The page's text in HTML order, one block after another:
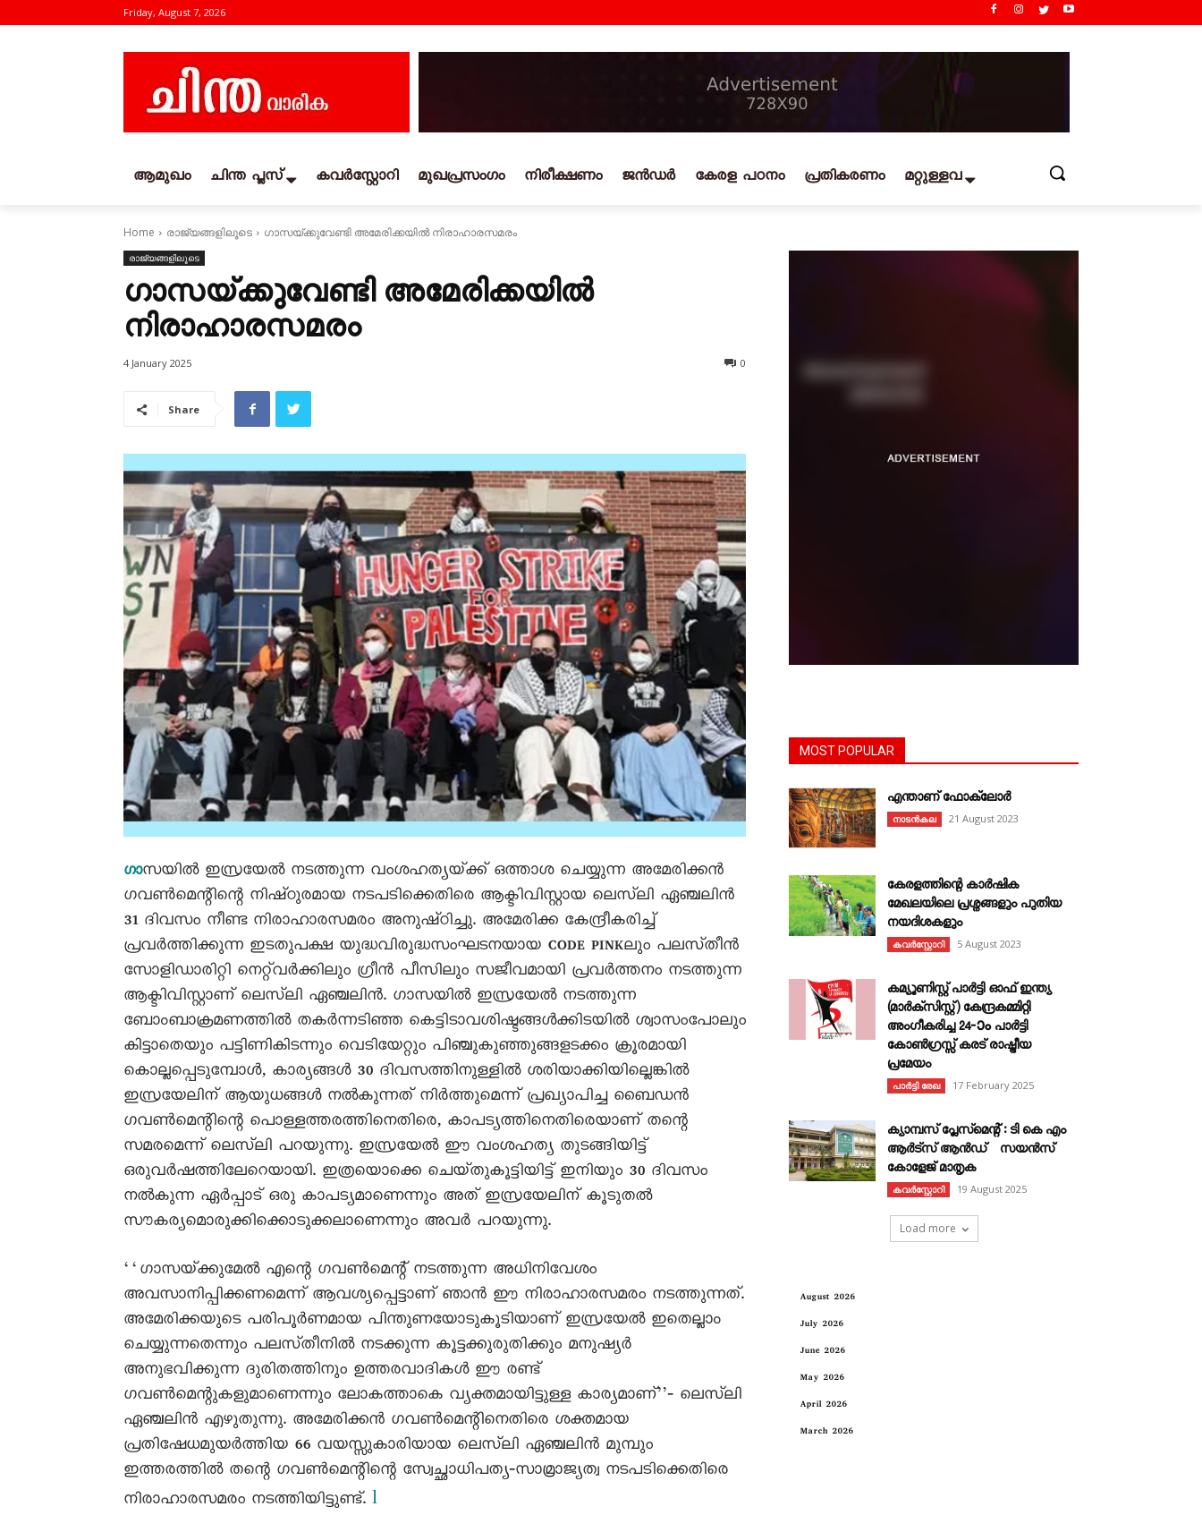
Friday, August 7, 2026
ആമുഖം ചിന്ത പ്ലസ് കവര്‍സ്റ്റോറി മുഖപ്രസംഗം നിരീക്ഷണം ജൻഡർ കേരള പഠനം പ്രതികരണം മറ്റുള്ളവ
Home രാജ്യങ്ങളിലൂടെ ഗാസയ്‌ക്കുവേണ്ടി അമേരിക്കയിൽ നിരാഹാരസമരം
രാജ്യങ്ങളിലൂടെ
ഗാസയ്‌ക്കുവേണ്ടി അമേരിക്കയിൽ
നിരാഹാരസമരം
4 January 2025 0
Share
ഗാസയിൽ ഇസ്രയേൽ നടത്തുന്ന വംശഹത്യയ്‌ക്ക്‌ ഒത്താശ ചെയ്യുന്ന അമേരിക്കൻ
ഗവൺമെന്റിന്റെ നിഷ്‌ഠുരമായ നടപടിക്കെതിരെ ആക്ടിവിസ്റ്റായ ലെസ്‌ലി ഏഞ്ചലിൻ
31 ദിവസം നീണ്ട നിരാഹാരസമരം അനുഷ്‌ഠിച്ചു. അമേരിക്ക കേന്ദ്രീകരിച്ച്‌
പ്രവർത്തിക്കുന്ന ഇടതുപക്ഷ യുദ്ധവിരുദ്ധസംഘടനയായ CODE PINKലും പലസ്‌തീൻ
സോളിഡാരിറ്റി നെറ്റ്‌വർക്കിലും ഗ്രീൻ പീസിലും സജീവമായി പ്രവർത്തനം നടത്തുന്ന
ആക്ടിവിസ്റ്റാണ്‌ ലെസ്‌ലി ഏഞ്ചലിൻ. ഗാസയിൽ ഇസ്രയേൽ നടത്തുന്ന
ബോംബാക്രമണത്തിൽ തകർന്നടിഞ്ഞ കെട്ടിടാവശിഷ്ടങ്ങൾക്കിടയിൽ ശ്വാസംപോലും
കിട്ടാതെയും പട്ടിണികിടന്നും വെടിയേറ്റും പിഞ്ചുകുഞ്ഞുങ്ങളടക്കം ക്രൂരമായി
കൊല്ലപ്പെടുമ്പോൾ, കാര്യങ്ങൾ 30 ദിവസത്തിനുള്ളിൽ ശരിയാക്കിയില്ലെങ്കിൽ
ഇസ്രയേലിന്‌ ആയുധങ്ങൾ നൽകുന്നത്‌ നിർത്തുമെന്ന്‌ പ്രഖ്യാപിച്ച ബൈഡൻ
ഗവൺമെന്റിന്റെ പൊള്ളത്തരത്തിനെതിരെ, കാപട്യത്തിനെതിരെയാണ്‌ തന്റെ
സമരമെന്ന്‌ ലെസ്‌ലി പറയുന്നു. ഇസ്രയേൽ ഈ വംശഹത്യ തുടങ്ങിയിട്ട്‌
ഒരുവർഷത്തിലേറെയായി. ഇത്രയൊക്കെ ചെയ്‌തുകൂട്ടിയിട്ട്‌ ഇനിയും 30 ദിവസം
നൽകുന്ന ഏർപ്പാട്‌ ഒരു കാപട്യമാണെന്നും അത്‌ ഇസ്രയേലിന്‌ കൂടുതൽ
സൗകര്യമൊരുക്കിക്കൊടുക്കലാണെന്നും അവർ പറയുന്നു.
‘‘ഗാസയ്‌ക്കുമേൽ എന്റെ ഗവൺമെന്റ്‌ നടത്തുന്ന അധിനിവേശം
അവസാനിപ്പിക്കണമെന്ന്‌ ആവശ്യപ്പെട്ടാണ്‌ ഞാൻ ഈ നിരാഹാരസമരം നടത്തുന്നത്‌.
അമേരിക്കയുടെ പരിപൂർണമായ പിന്തുണയോടുകൂടിയാണ്‌ ഇസ്രയേൽ ഇതെല്ലാം
ചെയ്യുന്നതെന്നും പലസ്‌തീനിൽ നടക്കുന്ന കൂട്ടക്കുരുതിക്കും മനുഷ്യർ
അനുഭവിക്കുന്ന ദുരിതത്തിനും ഉത്തരവാദികൾ ഈ രണ്ട്‌
ഗവൺമെന്റുകളുമാണെന്നും ലോകത്താകെ വ്യക്തമായിട്ടുള്ള കാര്യമാണ്‌’’‐ ലെസ്‌ലി
ഏഞ്ചലിൻ എഴുതുന്നു. അമേരിക്കൻ ഗവൺമെന്റിനെതിരെ ശക്തമായ
പ്രതിഷേധമുയർത്തിയ 66 വയസ്സുകാരിയായ ലെസ്‌ലി ഏഞ്ചലിൻ മുമ്പും
ഇത്തരത്തിൽ തന്റെ ഗവൺമെന്റിന്റെ സ്വേച്ഛാധിപത്യ‐സാമ്രാജ്യത്വ നടപടിക്കെതിരെ
നിരാഹാരസമരം നടത്തിയിട്ടുണ്ട്‌. l
MOST POPULAR
എന്താണ്‌ ഫോക്‌ലോർ
നാടൻകല 21 August 2023
കേരളത്തിന്റെ കാർഷിക
മേഖലയിലെ പ്രശ്നങ്ങളും പുതിയ
നയദിശകളും
കവര്‍സ്റ്റോറി 5 August 2023
കമ്യൂണിസ്റ്റ് പാർട്ടി ഓഫ് ഇന്ത്യ
(മാർക്സിസ്റ്റ്) കേന്ദ്രകമ്മിറ്റി
അംഗീകരിച്ച 24‐ാം പാർട്ടി
കോൺഗ്രസ്സ് കരട് രാഷ്ട്രീയ
പ്രമേയം
പാർട്ടി രേഖ 17 February 2025
ക്യാമ്പസ് പ്ലേസ്മെന്റ് : ടി കെ എം
ആർട്സ് ആൻഡ് സയൻസ്
കോളേജ് മാതൃക
കവര്‍സ്റ്റോറി 19 August 2025
Load more
August 2026
July 2026
June 2026
May 2026
April 2026
March 2026